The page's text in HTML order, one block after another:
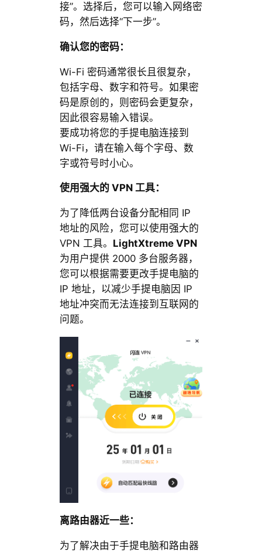
接”。选择后，您可以输入网络密
码，然后选择“下一步”。
确认您的密码：
Wi-Fi 密码通常很长且很复杂，
包括字母、数字和符号。如果密
码是原创的，则密码会更复杂，
因此很容易输入错误。
要成功将您的手提电脑连接到
Wi-Fi，请在输入每个字母、数
字或符号时小心。
使用强大的 VPN 工具：
为了降低两台设备分配相同 IP
地址的风险，您可以使用强大的
VPN 工具。 LightXtreme VPN
为用户提供 2000 多台服务器，
您可以根据需要更改手提电脑的
IP 地址，以减少手提电脑因 IP
地址冲突而无法连接到互联网的
问题。
离路由器近一些：
为了解决由于手提电脑和路由器